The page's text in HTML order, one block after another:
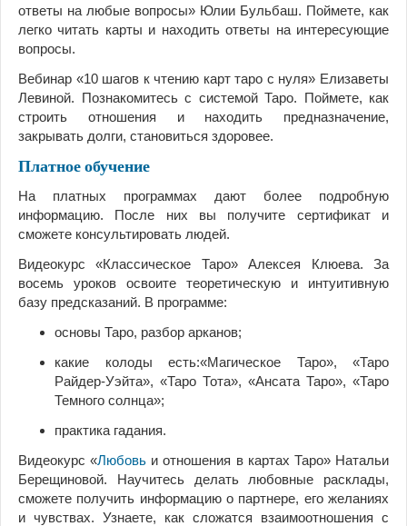
ответы на любые вопросы» Юлии Бульбаш. Поймете, как
легко читать карты и находить ответы на интересующие
вопросы.
Вебинар «10 шагов к чтению карт таро с нуля» Елизаветы
Левиной. Познакомитесь с системой Таро. Поймете, как
строить отношения и находить предназначение,
закрывать долги, становиться здоровее.
Платное обучение
На платных программах дают более подробную
информацию. После них вы получите сертификат и
сможете консультировать людей.
Видеокурс «Классическое Таро» Алексея Клюева. За
восемь уроков освоите теоретическую и интуитивную
базу предсказаний. В программе:
основы Таро, разбор арканов;
какие колоды есть:«Магическое Таро», «Таро
Райдер-Уэйта», «Таро Тота», «Ансата Таро», «Таро
Темного солнца»;
практика гадания.
Видеокурс «Любовь и отношения в картах Таро» Натальи
Берещиновой. Научитесь делать любовные расклады,
сможете получить информацию о партнере, его желаниях
и чувствах. Узнаете, как сложатся взаимоотношения с